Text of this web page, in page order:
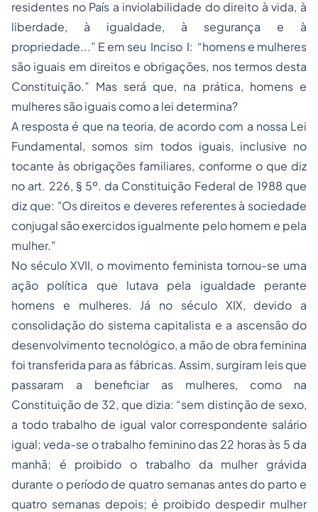
residentes no País a inviolabilidade do direito à vida, à
liberdade, à igualdade, à segurança e à
propriedade...” E em seu Inciso I: “homens e mulheres
são iguais em direitos e obrigações, nos termos desta
Constituição.” Mas será que, na prática, homens e
mulheres são iguais como a lei determina?
A resposta é que na teoria, de acordo com a nossa Lei
Fundamental, somos sim todos iguais, inclusive no
tocante às obrigações familiares, conforme o que diz
no art. 226, § 5º. da Constituição Federal de 1988 que
diz que: "Os direitos e deveres referentes à sociedade
conjugal são exercidos igualmente pelo homem e pela
mulher."
No século XVII, o movimento feminista tornou-se uma
ação política que lutava pela igualdade perante
homens e mulheres. Já no século XIX, devido a
consolidação do sistema capitalista e a ascensão do
desenvolvimento tecnológico, a mão de obra feminina
foi transferida para as fábricas. Assim, surgiram leis que
passaram a beneficiar as mulheres, como na
Constituição de 32, que dizia: “sem distinção de sexo,
a todo trabalho de igual valor correspondente salário
igual; veda-se o trabalho feminino das 22 horas às 5 da
manhã; é proibido o trabalho da mulher grávida
durante o período de quatro semanas antes do parto e
quatro semanas depois; é proibido despedir mulher